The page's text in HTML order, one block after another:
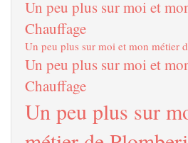
Un peu plus sur moi et
Chauffage
Un peu plus sur moi et mon métier
Un peu plus sur moi et
Chauffage
Un peu plus sur